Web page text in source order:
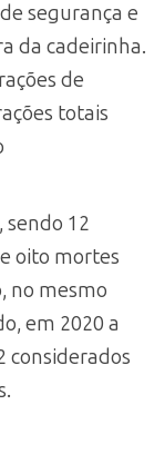
segurança e
da cadeirinha.
de
totais
sendo 12
oito mortes
no mesmo
em 2020 a
considerados